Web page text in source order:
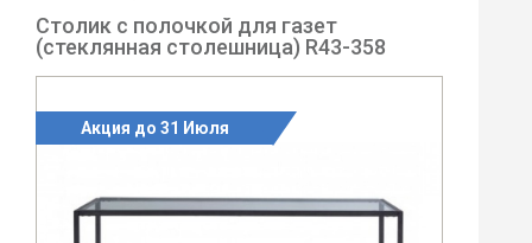
Столик с полочкой для газет
(стеклянная столешница) R43-358
Акция до 31 Июля